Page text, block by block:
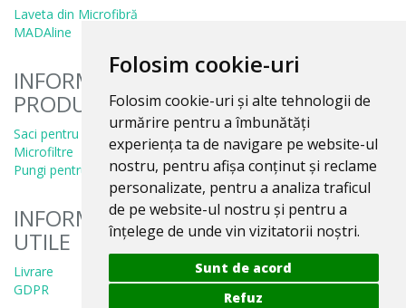
Folosim cookie-uri
Folosim cookie-uri și alte tehnologii de
urmărire pentru a îmbunătăți
experiența ta de navigare pe website-ul
nostru, pentru afișa conținut și reclame
personalizate, pentru a analiza traficul
de pe website-ul nostru și pentru a
înțelege de unde vin vizitatorii noștri.
Sunt de acord
Refuz
Laveta din Microfibră
MADAline
INFORMATII
PRODUSE
Saci pentru aspirator
Microfiltre
Pungi pentru colectare praf
INFORMATII
UTILE
Livrare
GDPR